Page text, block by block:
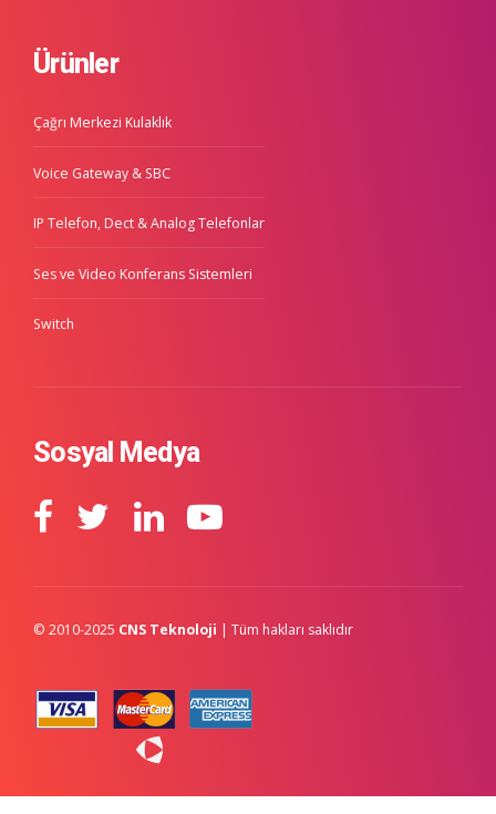
Ürünler
Çağrı Merkezi Kulaklık
Voice Gateway & SBC
IP Telefon, Dect & Analog Telefonlar
Ses ve Video Konferans Sistemleri
Switch
Sosyal Medya
© 2010-2025 CNS Teknoloji | Tüm hakları saklıdır